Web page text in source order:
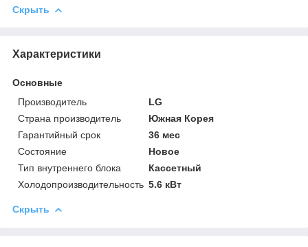
Скрыть
Характеристики
Основные
Производитель
LG
Страна производитель
Южная Корея
Гарантийный срок
36 мес
Состояние
Новое
Тип внутреннего блока
Кассетный
Холодопроизводительность 5.6 кВт
Скрыть